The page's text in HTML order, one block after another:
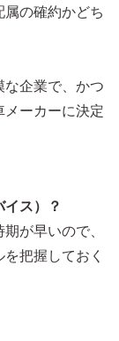
の確約かどち
企業で、かつ
ーカーに決定
ス）？
が早いので、
把握しておく